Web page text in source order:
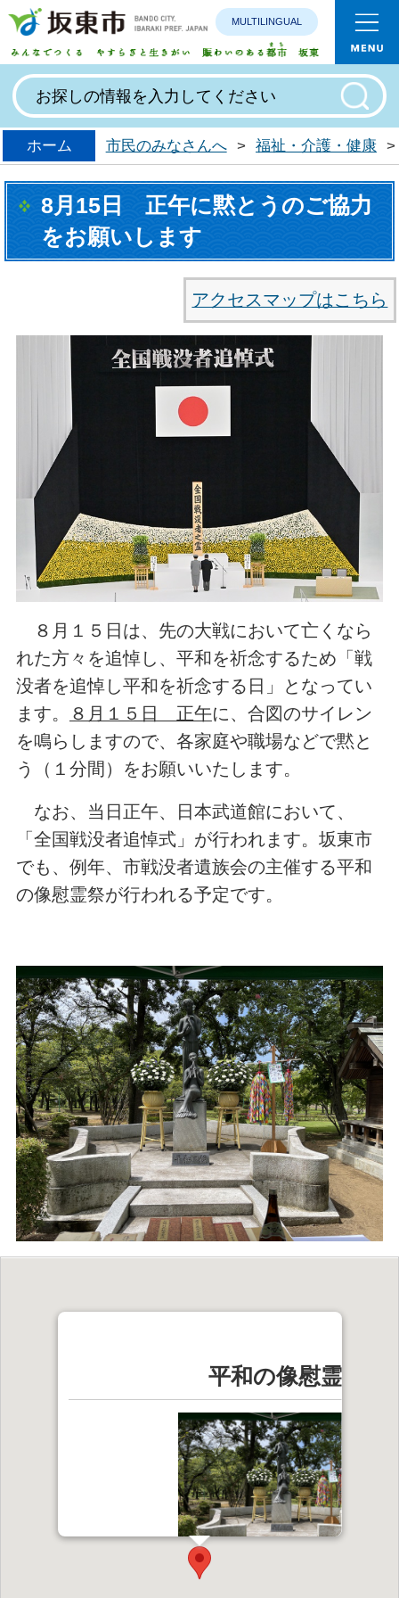
みんなで
MULTILINGUAL
ホーム 市民のみなさんへ > 福祉・介護・健康 >
8月15日 正午に黙とうのご協力
をお願いします
アクセスマップはこちら
８月１５日は、先の大戦において亡くなら
れた方々を追悼し、平和を祈念するため「戦
没者を追悼し平和を祈念する日」となってい
ます。
８月１５日 正午に、合図のサイレン
を鳴らしますので、各家庭や職場などで黙と
う（１分間）をお願いいたします。
なお、当日正午、日本武道館において、
「全国戦没者追悼式」が行われます。坂東市
でも、例年、市戦没者遺族会の主催する平和
の像慰霊祭が行われる予定です。
平和の像慰霊祭